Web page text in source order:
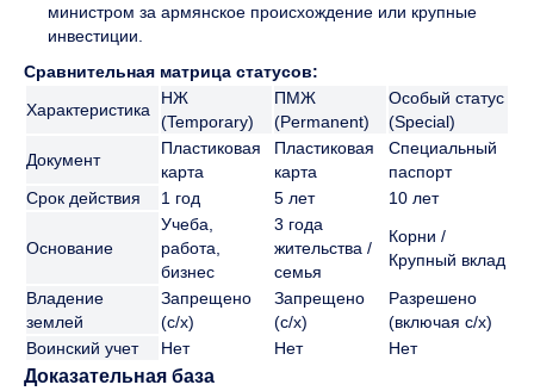
министром за армянское происхождение или крупные
инвестиции.
Сравнительная матрица статусов:
Характеристика
НЖ
(Temporary)
ПМЖ
(Permanent)
Особый статус
(Special)
Документ
Пластиковая
карта
Пластиковая
карта
Специальный
паспорт
Срок действия
1 год 5 лет 10 лет
Основание
Учеба,
работа,
бизнес
3 года
жительства /
семья
Корни /
Крупный вклад
Владение
землей
Запрещено
(с/х)
Запрещено
(с/х)
Разрешено
(включая с/х)
Воинский учет
Нет Нет Нет
Доказательная база